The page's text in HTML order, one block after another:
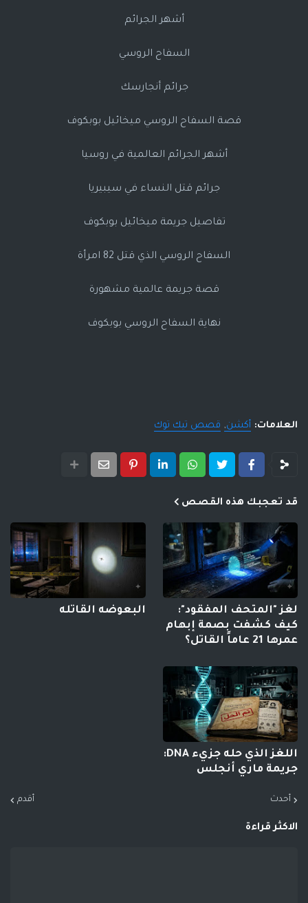
أشهر الجرائم
السفاح الروسي
جرائم أنجارسك
قصة السفاح الروسي ميخائيل بوبكوف
أشهر الجرائم العالمية في روسيا
جرائم قتل النساء في سيبيريا
تفاصيل جريمة ميخائيل بوبكوف
السفاح الروسي الذي قتل 82 امرأة
قصة جريمة عالمية مشهورة
نهاية السفاح الروسي بوبكوف
العلامات: أكشن قصص تيك توك
قد تعجبك هذه القصص
لغز "المتحف المفقود":
كيف كشفت بصمة إبهام
عمرها 21 عاماً القاتل؟
البعوضه القاتله
اللغز الذي حله جزيء DNA:
جريمة ماري أنجلس
أحدث أقدم
الاكثر قراءة